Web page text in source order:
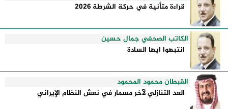
قراءة متأنية في حركة الشرطة 2026
الكاتب الصحفي جمال حسين
انتبهوا ايها السادة
القبطان محمود المحمود
العد التنازلي لآخر مسمار في نعش النظام الإيراني